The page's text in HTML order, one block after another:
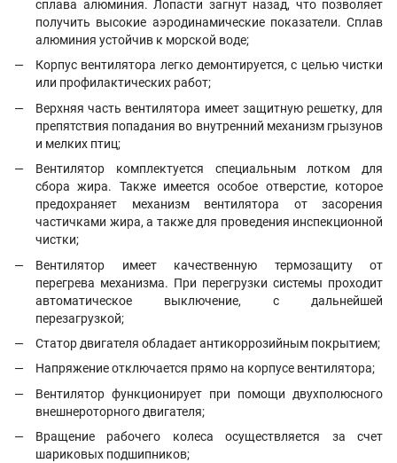
сплава алюминия. Лопасти загнут назад, что позволяет
получить высокие аэродинамические показатели. Сплав
алюминия устойчив к морской воде;
Корпус вентилятора легко демонтируется, с целью чистки
или профилактических работ;
Верхняя часть вентилятора имеет защитную решетку, для
препятствия попадания во внутренний механизм грызунов
и мелких птиц;
Вентилятор комплектуется специальным лотком для
сбора жира. Также имеется особое отверстие, которое
предохраняет механизм вентилятора от засорения
частичками жира, а также для проведения инспекционной
чистки;
Вентилятор имеет качественную термозащиту от
перегрева механизма. При перегрузки системы проходит
автоматическое выключение, с дальнейшей
перезагрузкой;
Статор двигателя обладает антикоррозийным покрытием;
Напряжение отключается прямо на корпусе вентилятора;
Вентилятор функционирует при помощи двухполюсного
внешнероторного двигателя;
Вращение рабочего колеса осуществляется за счет
шариковых подшипников;